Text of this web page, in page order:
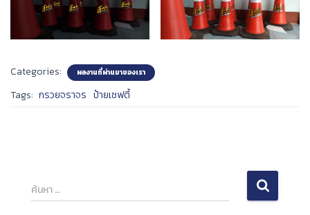
Categories: ผลงานที่ผ่านมาของเรา
Tags: กรวยจราจร ป้ายเซฟตี้
ค้
น
ค้นหา …